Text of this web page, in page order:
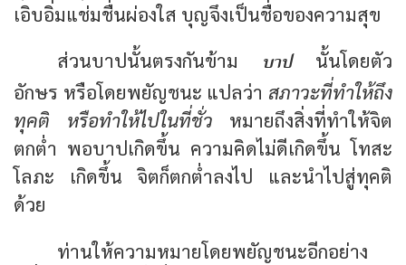
เอิบอิ่มแช่มชื่นผ่องใส บุญจึงเป็นชื่อของความสุข
ส่วนบาปนั้นตรงกันข้าม บาปนั้นโดยตัว
อักษร หรือโดยพยัญชนะ แปลว่า สภาวะที่ทำให้ถึง
ทุคติ หรือทำให้ไปในที่ชั่ว หมายถึงสิ่งที่ทำให้จิต
ตกต่ำ พอบาปเกิดขึ้น ความคิดไม่ดีเกิดขึ้น โทสะ
โลภะ เกิดขึ้น จิตก็ตกต่ำลงไป และนำไปสู่ทุคติ
ด้วย
ท่านให้ความหมายโดยพยัญชนะอีกอย่าง